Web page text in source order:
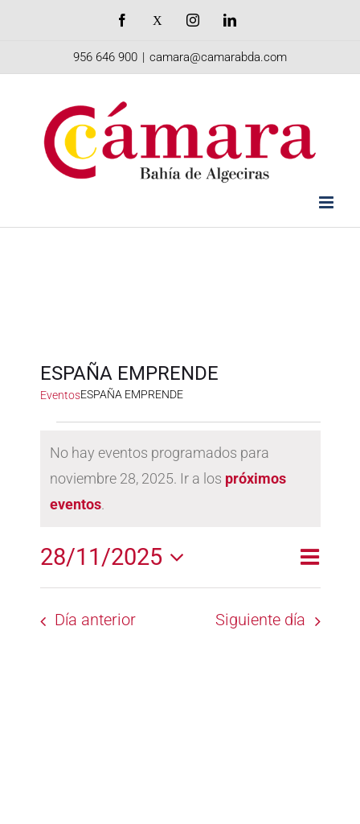
Facebook InstagramLinkedIn
956 646 900 | camara@camarabda.com
ESPAÑA EMPRENDE
EventosESPAÑA EMPRENDE
en
noviembre
2025
No hay eventos programados para
noviembre 28, 2025. Ir a los próximos
eventos.
vistas
Día
28/11/2025
Selecciona
la
fecha.
Día anterior Siguiente día